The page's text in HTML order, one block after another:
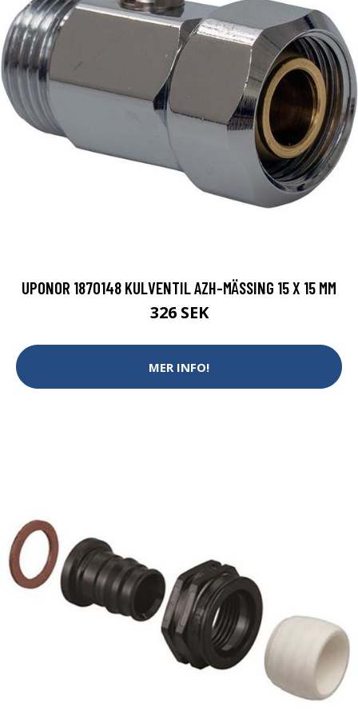
UPONOR 1870148 KULVENTIL AZH-MÄSSING 15 X 15 MM
326 SEK
MER INFO!